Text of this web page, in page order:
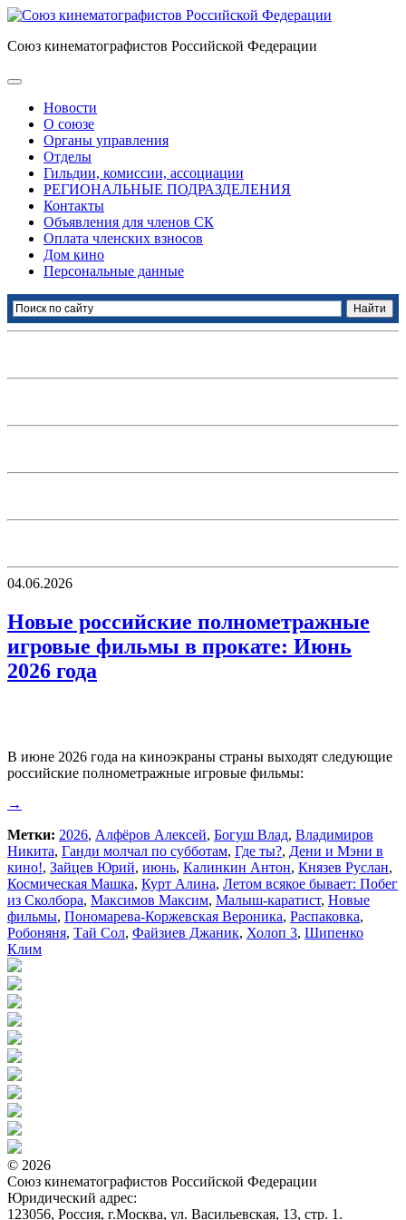
Союз кинематографистов Российской Федерации
Новости
О союзе
Органы управления
Отделы
Гильдии, комиссии, ассоциации
РЕГИОНАЛЬНЫЕ ПОДРАЗДЕЛЕНИЯ
Контакты
Объявления для членов СК
Оплата членских взносов
Дом кино
Персональные данные
04.06.2026
Новые российские полнометражные
игровые фильмы в прокате: Июнь
2026 года
В июне 2026 года на киноэкраны страны выходят следующие
российские полнометражные игровые фильмы:
→
Метки: 2026, Алфёров Алексей, Богуш Влад, Владимиров
Никита, Ганди молчал по субботам, Где ты?, Дени и Мэни в
кино!, Зайцев Юрий, июнь, Калинкин Антон, Князев Руслан,
Космическая Машка, Курт Алина, Летом всякое бывает: Побег
из Сколбора, Максимов Максим, Малыш-каратист, Новые
фильмы, Пономарева-Коржевская Вероника, Распаковка,
Робоняня, Тай Сол, Файзиев Джаник, Холоп 3, Шипенко
Клим
© 2026
Союз кинематографистов Российской Федерации
Юридический адрес:
123056, Россия, г.Москва, ул. Васильевская, 13, стр. 1.